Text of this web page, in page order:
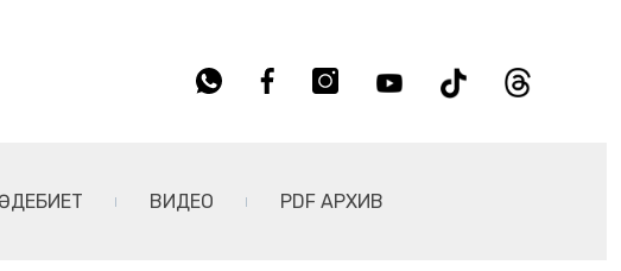
ӘДЕБИЕТ ВИДЕО PDF АРХИВ